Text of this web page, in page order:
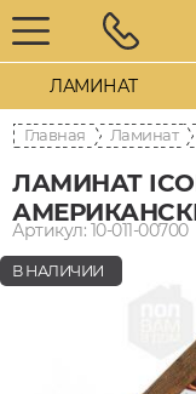
ЛАМИНАТ
Главная Ламинат
ЛАМИНАТ
Артикул: 10-011-00700
В НАЛИЧИИ